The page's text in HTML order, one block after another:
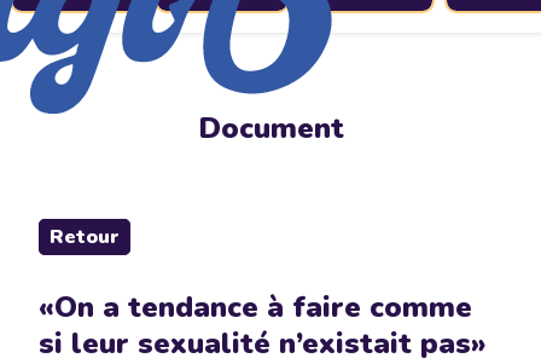
Document
Retour
«On a tendance à faire comme
si leur sexualité n’existait pas»